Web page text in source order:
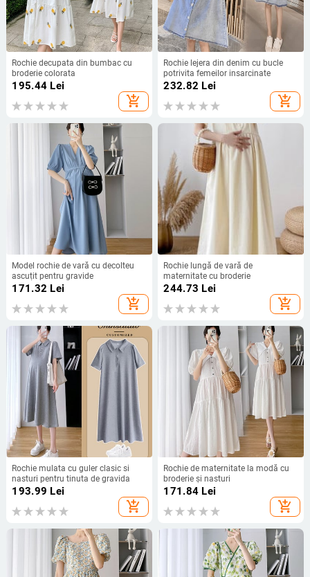
Rochie decupata din bumbac cu
broderie colorata
195.44 Lei
add_shopping_cart
Rochie lejera din denim cu bucle
potrivita femeilor insarcinate
232.82 Lei
add_shopping_cart
Model rochie de vară cu decolteu
ascuțit pentru gravide
171.32 Lei
add_shopping_cart
Rochie lungă de vară de
maternitate cu broderie
244.73 Lei
add_shopping_cart
Rochie mulata cu guler clasic si
nasturi pentru tinuta de gravida
193.99 Lei
add_shopping_cart
Rochie de maternitate la modă cu
broderie și nasturi
171.84 Lei
add_shopping_cart